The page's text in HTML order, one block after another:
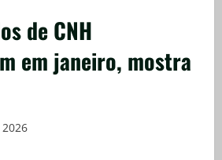
de CNH
em janeiro, mostra